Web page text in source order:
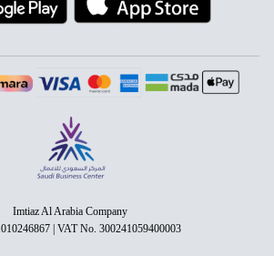
Imtiaz Al Arabia Company
| VAT No. 300241059400003